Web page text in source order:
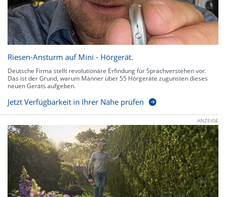
Riesen-Ansturm auf Mini - Hörgerät.
Deutsche Firma stellt revolutionäre Erfindung für Sprachverstehen vor.
Das ist der Grund, warum Männer über 55 Hörgeräte zugunsten dieses
neuen Geräts aufgeben.
Jetzt Verfügbarkeit in Ihrer Nähe prüfen
ANZEIGE